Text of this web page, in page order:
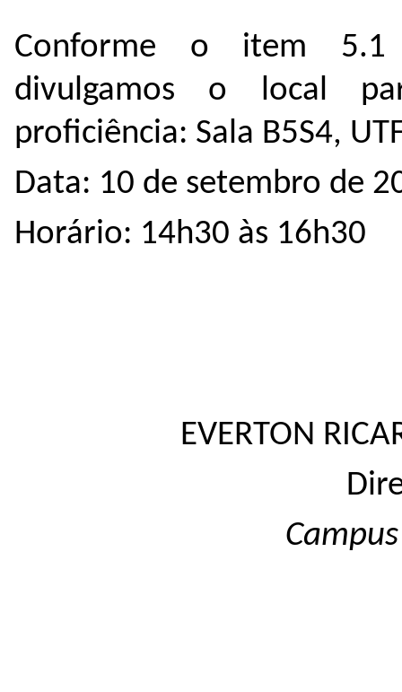
Conforme o item 5.1
divulgamos o local
proficiência: Sala B5S4,
Data: 10 de setembro de
Horário: 14h30 às 16h30
EVERTON
Campus